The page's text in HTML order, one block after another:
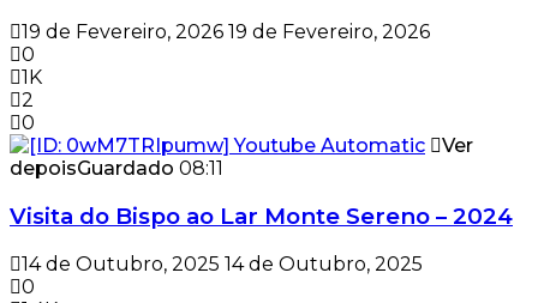
19 de Fevereiro, 2026 19 de Fevereiro, 2026
0
1K
2
0
Ver
depoisGuardado 08:11
Visita do Bispo ao Lar Monte Sereno – 2024
14 de Outubro, 2025 14 de Outubro, 2025
0